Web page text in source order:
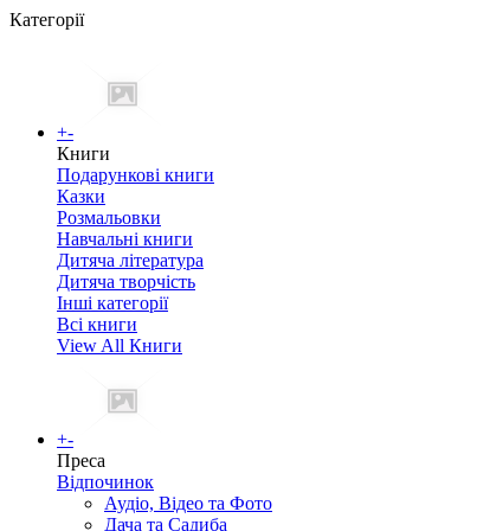
Категорії
+-
Книги
Подарункові книги
Казки
Розмальовки
Навчальні книги
Дитяча література
Дитяча творчість
Інші категорії
Всі книги
View All Книги
+-
Преса
Відпочинок
Аудіо, Відео та Фото
Дача та Садиба